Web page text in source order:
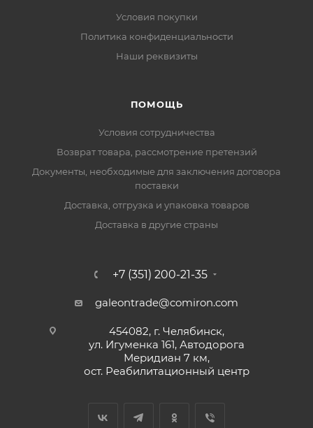
Условия покупки
Политика конфиденциальности
Наши реквизиты
ПОМОЩЬ
Условия сотрудничества
Возврат товара, рассмотрение претензий
Документы, необходимые для заключения договора
поставки
Доставка, отгрузка и упаковка товаров
Доставка в другие страны
+7 (351) 200-21-35
galeontrade@comiron.com
454082, г. Челябинск,
ул. Игуменка 161, Автодорога
Меридиан 7 км,
ост. Реабилитационный центр